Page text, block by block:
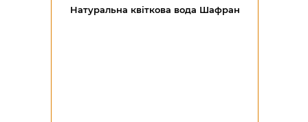
Натуральна квіткова вода Шафран